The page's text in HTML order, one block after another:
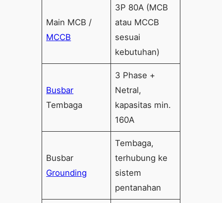
Main MCB /
MCCB
3P 80A (MCB
atau MCCB
sesuai
kebutuhan)
Busbar
Tembaga
3 Phase +
Netral,
kapasitas min.
160A
Busbar
Grounding
Tembaga,
terhubung ke
sistem
pentanahan